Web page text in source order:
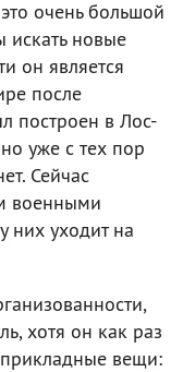
очень большой
искать новые
он является
после
построен в Лос-
уже с тех пор
Сейчас
военными
них уходит на
хотя он как раз
прикладные вещи: